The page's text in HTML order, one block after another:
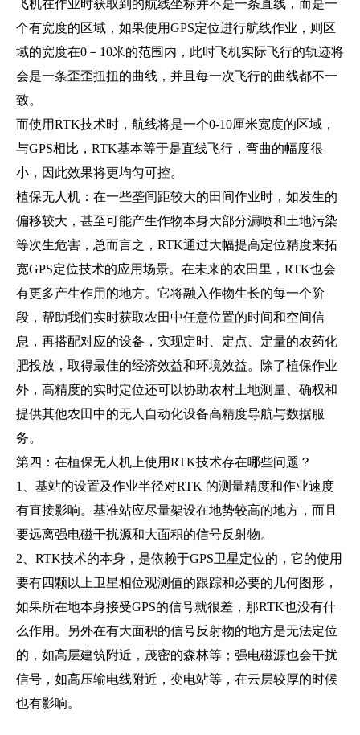
飞机在作业时获取到的航线坐标并不是一条直线，而是一
个有宽度的区域，如果使用GPS定位进行航线作业，则区
域的宽度在0－10米的范围内，此时飞机实际飞行的轨迹将
会是一条歪歪扭扭的曲线，并且每一次飞行的曲线都不一
致。
而使用RTK技术时，航线将是一个0-10厘米宽度的区域，
与GPS相比，RTK基本等于是直线飞行，弯曲的幅度很
小，因此效果将更均匀可控。
植保无人机：在一些垄间距较大的田间作业时，如发生的
偏移较大，甚至可能产生作物本身大部分漏喷和土地污染
等次生危害，总而言之，RTK通过大幅提高定位精度来拓
宽GPS定位技术的应用场景。在未来的农田里，RTK也会
有更多产生作用的地方。它将融入作物生长的每一个阶
段，帮助我们实时获取农田中任意位置的时间和空间信
息，再搭配对应的设备，实现定时、定点、定量的农药化
肥投放，取得最佳的经济效益和环境效益。除了植保作业
外，高精度的实时定位还可以协助农村土地测量、确权和
提供其他农田中的无人自动化设备高精度导航与数据服
务。
第四：在植保无人机上使用RTK技术存在哪些问题？
1、基站的设置及作业半径对RTK 的测量精度和作业速度
有直接影响。基准站应尽量架设在地势较高的地方，而且
要远离强电磁干扰源和大面积的信号反射物。
2、RTK技术的本身，是依赖于GPS卫星定位的，它的使用
要有四颗以上卫星相位观测值的跟踪和必要的几何图形，
如果所在地本身接受GPS的信号就很差，那RTK也没有什
么作用。另外在有大面积的信号反射物的地方是无法定位
的，如高层建筑附近，茂密的森林等；强电磁源也会干扰
信号，如高压输电线附近，变电站等，在云层较厚的时候
也有影响。